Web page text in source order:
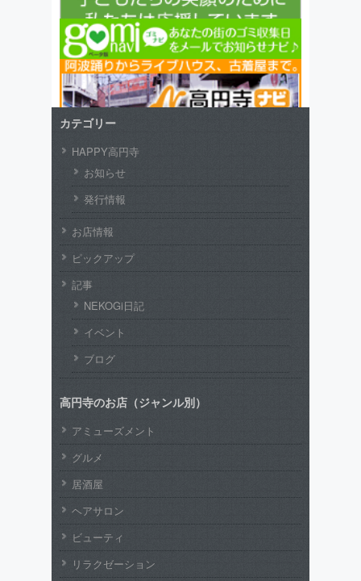
カテゴリー
HAPPY高円寺
お知らせ
発行情報
お店情報
ピックアップ
記事
NEKOGi日記
イベント
ブログ
高円寺のお店（ジャンル別）
アミューズメント
グルメ
居酒屋
ヘアサロン
ビューティ
リラクゼーション